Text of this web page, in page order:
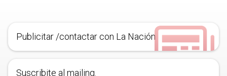
Publicitar /contactar con La Nación
Suscribite al mailing.